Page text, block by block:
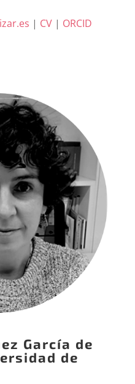
| CV| ORCID
García de
de